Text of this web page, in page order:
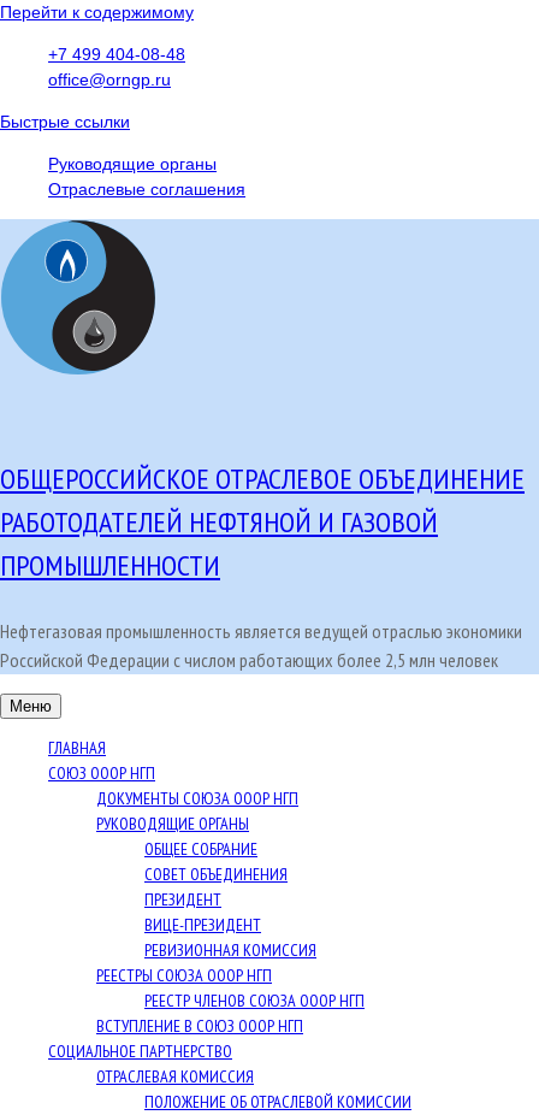
Перейти к содержимому
+7 499 404-08-48
office@orngp.ru
Быстрые ссылки
Руководящие органы
Отраслевые соглашения
ОБЩЕРОССИЙСКОЕ ОТРАСЛЕВОЕ ОБЪЕДИНЕНИЕ
РАБОТОДАТЕЛЕЙ НЕФТЯНОЙ И ГАЗОВОЙ
ПРОМЫШЛЕННОСТИ
Нефтегазовая промышленность является ведущей отраслью экономики
Российской Федерации с числом работающих более 2,5 млн человек
Меню
ГЛАВНАЯ
СОЮЗ ОООР НГП
ДОКУМЕНТЫ СОЮЗА ОООР НГП
РУКОВОДЯЩИЕ ОРГАНЫ
ОБЩЕЕ СОБРАНИЕ
СОВЕТ ОБЪЕДИНЕНИЯ
ПРЕЗИДЕНТ
ВИЦЕ-ПРЕЗИДЕНТ
РЕВИЗИОННАЯ КОМИССИЯ
РЕЕСТРЫ СОЮЗА ОООР НГП
РЕЕСТР ЧЛЕНОВ СОЮЗА ОООР НГП
ВСТУПЛЕНИЕ В СОЮЗ ОООР НГП
СОЦИАЛЬНОЕ ПАРТНЕРСТВО
ОТРАСЛЕВАЯ КОМИССИЯ
ПОЛОЖЕНИЕ ОБ ОТРАСЛЕВОЙ КОМИССИИ